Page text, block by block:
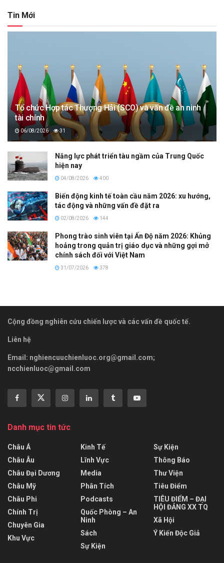
Tin Mới
Tổ chức Hợp tác Thượng Hải (SCO) và vấn đề an ninh
tài chính
06/08/2026 31
Năng lực phát triển tàu ngầm của Trung Quốc
hiện nay
04/08/2026 400
Biến động kinh tế toàn cầu năm 2026: xu hướng,
tác động và những vấn đề đặt ra
02/08/2026 144
Phong trào sinh viên tại Ấn Độ năm 2026: Khủng
hoảng trong quản trị giáo dục và những gợi mở
chính sách đối với Việt Nam
31/07/2026 378
Cộng đồng nghiên cứu chiến lược và các vấn đề quốc tế.
Liên hệ
Email: nghiencuuchienluoc.org@gmail.com;
ncchienluoc@gmail.com
Danh mục tin tức
Châu Á
Châu Âu
Châu Đại Dương
Châu Mỹ
Châu Phi
Chính Trị
Chuyên Gia
Khu Vực
Kinh Tế
Lĩnh Vực
Media
Phân Tích
Podcasts
Quốc Phòng – An
Ninh
Sách
Sự Kiện
Sự Kiện
Thông Báo
Thư Viện
Tiêu Điểm
TIÊU ĐIỂM – ĐẠI
HỘI ĐẢNG XX TQ
Xã Hội
Ý Kiến Độc Giả